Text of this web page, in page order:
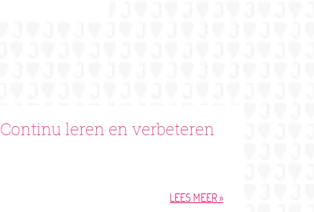
Continu leren en verbeteren
LEES MEER